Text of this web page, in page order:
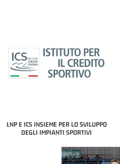
LNP E ICS INSIEME PER LO SVILUPPO
DEGLI IMPIANTI SPORTIVI